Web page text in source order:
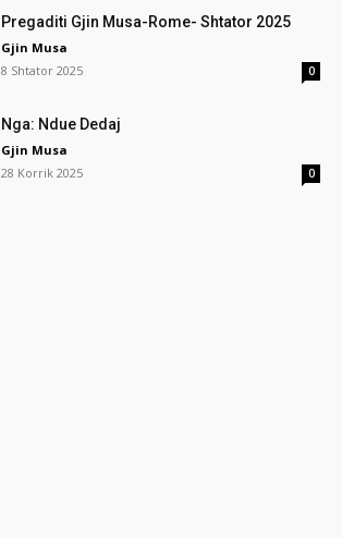
Pregaditi Gjin Musa-Rome- Shtator 2025
Gjin Musa
8 Shtator 2025
0
Nga: Ndue Dedaj
Gjin Musa
28 Korrik 2025
0